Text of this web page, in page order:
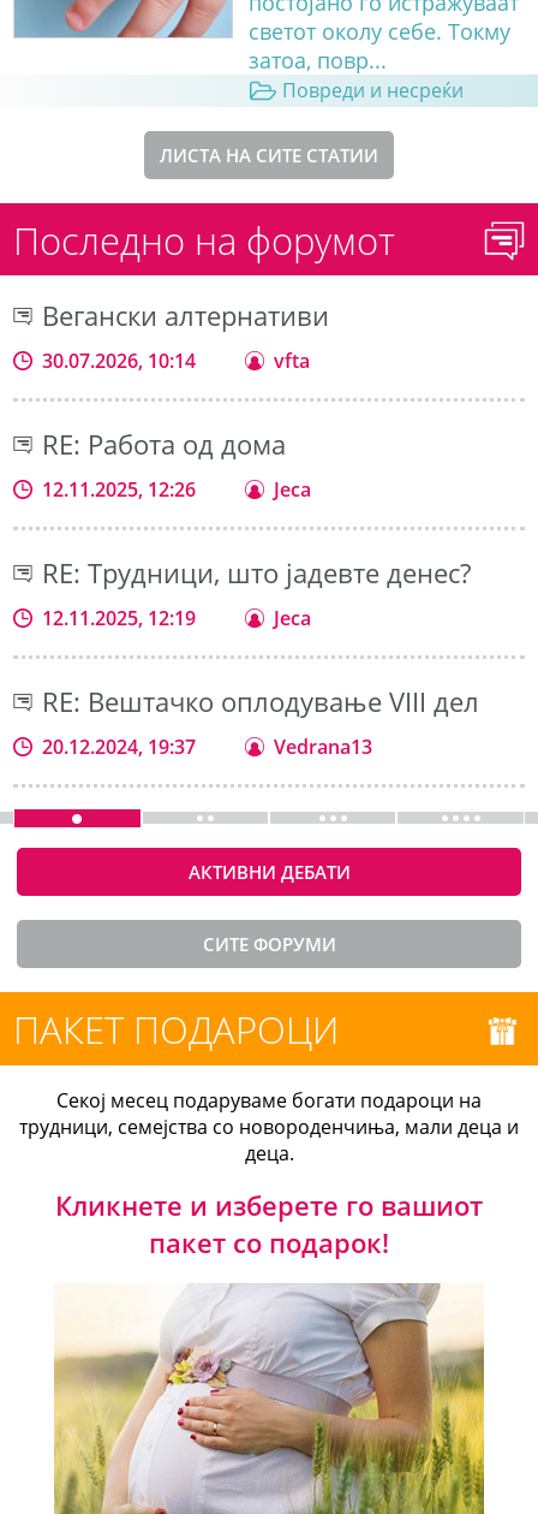
светот околу себе. Токму
затоа, повр...
Повреди и несреќи
ЛИСТА НА СИТЕ СТАТИИ
Последно на форумот
Вегански алтернативи
30.07.2026, 10:14 vfta
RE: Работа од дома
12.11.2025, 12:26 Jeca
RE: Трудници, што јадевте денес?
12.11.2025, 12:19 Jeca
RE: Вештачко оплодување VIII дел
20.12.2024, 19:37 Vedrana13
АКТИВНИ ДЕБАТИ
СИТЕ ФОРУМИ
ПАКЕТ ПОДАРОЦИ
Секој месец подаруваме богати подароци на
трудници, семејства со новороденчиња, мали деца и
деца.
Кликнете и изберете го вашиот
пакет со подарок!